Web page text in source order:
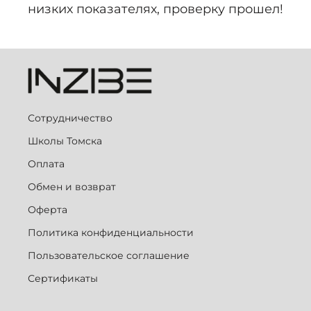
низких показателях, проверку прошел!
Сотрудничество
Школы Томска
Оплата
Обмен и возврат
Оферта
Политика конфиденциальности
Пользовательское соглашение
Сертификаты